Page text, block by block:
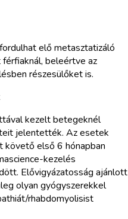
elő metasztatizáló
beleértve az
részesülőket is.
kezelt betegeknél
jelentették. Az esetek
első 6 hónapban
kezelés
Elővigyázatosság ajánlott
olyan gyógyszerekkel
rhabdomyolisist